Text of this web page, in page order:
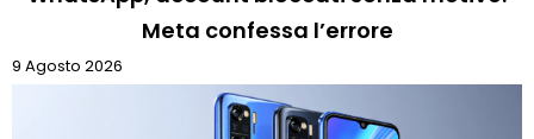
Meta confessa l’errore
9 Agosto 2026